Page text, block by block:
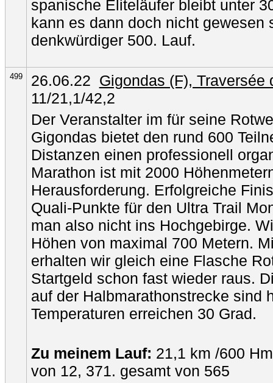
spanische Eliteläufer bleibt unter
kann es dann doch nicht gewesen
denkwürdiger 500. Lauf.
499 26.06.22 Gigondas (F), Traversée
11/21,1/42,2
Der Veranstalter im für seine
Gigondas bietet den rund 600
Distanzen einen professionell
Marathon ist mit 2000
Herausforderung. Erfolgreiche
Quali-Punkte für den Ultra Trail
man also nicht ins Hochgebirge.
Höhen von maximal 700 Metern.
erhalten wir gleich eine Flasche
Startgeld schon fast wieder raus.
auf der Halbmarathonstrecke sind
Temperaturen erreichen 30 Grad.
Zu meinem Lauf: 21,1 km /600
von 12, 371. gesamt von 565